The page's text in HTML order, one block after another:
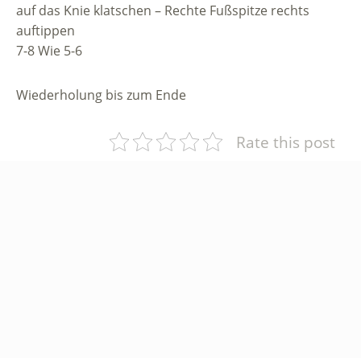
auf das Knie klatschen – Rechte Fußspitze rechts
auftippen
7-8 Wie 5-6
Wiederholung bis zum Ende
Rate this post